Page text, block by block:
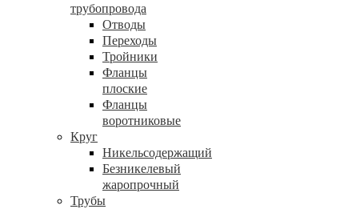
трубопровода
Отводы
Переходы
Тройники
Фланцы
плоские
Фланцы
воротниковые
Круг
Никельсодержащий
Безникелевый
жаропрочный
Трубы